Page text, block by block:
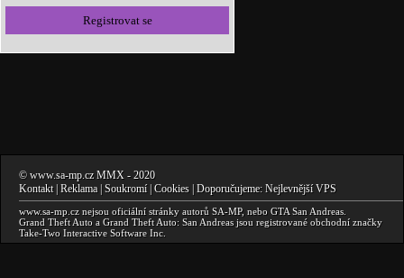
Registrovat se
© www.sa-mp.cz MMX - 2020
Kontakt| Reklama | Soukromí| Cookies | Doporučujeme: Nejlevnější VPS
www.sa-mp.cz nejsou oficiální stránky autorů SA-MP, nebo GTA San Andreas
Grand Theft Auto a Grand Theft Auto: San Andreas jsou registrované obchodní značky
Take-Two Interactive Software Inc.